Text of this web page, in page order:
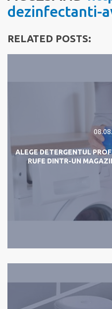
dezinfectanti-
RELATED POSTS:
ALEGE DETERGENTUL
RUFE DINTR-UN